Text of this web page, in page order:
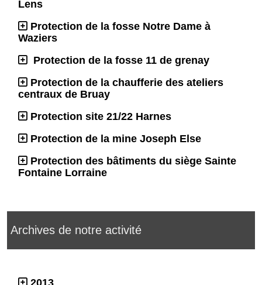
Lens
Protection de la fosse Notre Dame à
Waziers
Protection de la fosse 11 de grenay
Protection de la chaufferie des ateliers
centraux de Bruay
Protection site 21/22 Harnes
Protection de la mine Joseph Else
Protection des bâtiments du siège Sainte
Fontaine Lorraine
Archives de notre activité